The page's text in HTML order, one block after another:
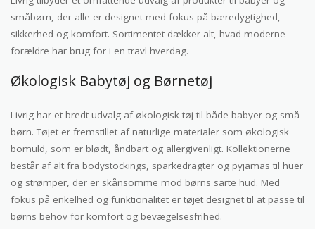
småbørn, der alle er designet med fokus på bæredygtighed,
sikkerhed og komfort. Sortimentet dækker alt, hvad moderne
forældre har brug for i en travl hverdag.
Økologisk Babytøj og Børnetøj
Livrig har et bredt udvalg af økologisk tøj til både babyer og små
børn. Tøjet er fremstillet af naturlige materialer som økologisk
bomuld, som er blødt, åndbart og allergivenligt. Kollektionerne
består af alt fra bodystockings, sparkedragter og pyjamas til huer
og strømper, der er skånsomme mod børns sarte hud. Med
fokus på enkelhed og funktionalitet er tøjet designet til at passe til
børns behov for komfort og bevægelsesfrihed.